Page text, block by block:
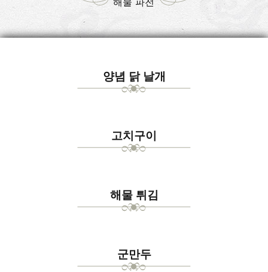
양념 닭 날개
고치구이
해물 튀김
군만두